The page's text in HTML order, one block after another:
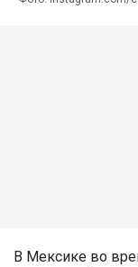
В Мексике во